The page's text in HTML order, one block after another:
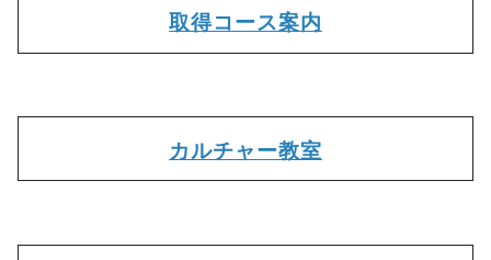
取得コース案内
カルチャー教室